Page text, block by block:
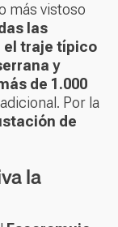
más vistoso
las
el traje típico
y
de 1.000
Por la
de
la